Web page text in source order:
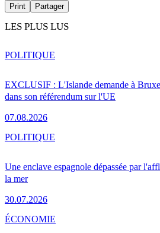
Print Partager
LES PLUS LUS
EXCLUSIF : L'Islande demande à
dans son référendum sur l'UE
07.08.2026
POLITIQUE
Une enclave espagnole dépassée par
la mer
30.07.2026
POLITIQUE
ÉCONOMIE